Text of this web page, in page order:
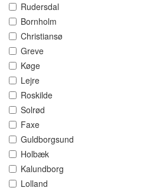
Rudersdal
Bornholm
Christiansø
Greve
Køge
Lejre
Roskilde
Solrød
Faxe
Guldborgsund
Holbæk
Kalundborg
Lolland